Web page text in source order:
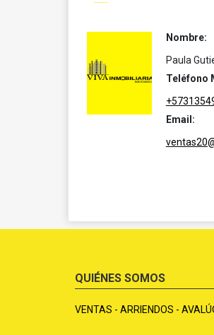
Nombre:
Paula
Teléfono
Email:
QUIÉNES SOMOS
VENTAS - ARRIENDOS -